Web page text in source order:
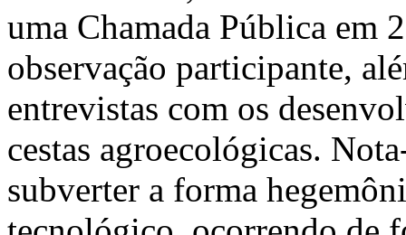
uma Chamada Pública em
observação participante,
entrevistas com os
cestas agroecológicas.
subverter a forma